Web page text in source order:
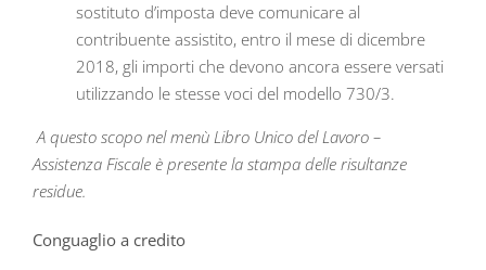
sostituto d’imposta deve comunicare al
contribuente assistito, entro il mese di dicembre
2018, gli importi che devono ancora essere versati
utilizzando le stesse voci del modello 730/3.
A questo scopo nel menù Libro Unico del Lavoro –
Assistenza Fiscale è presente la stampa delle risultanze
residue.
Conguaglio a credito